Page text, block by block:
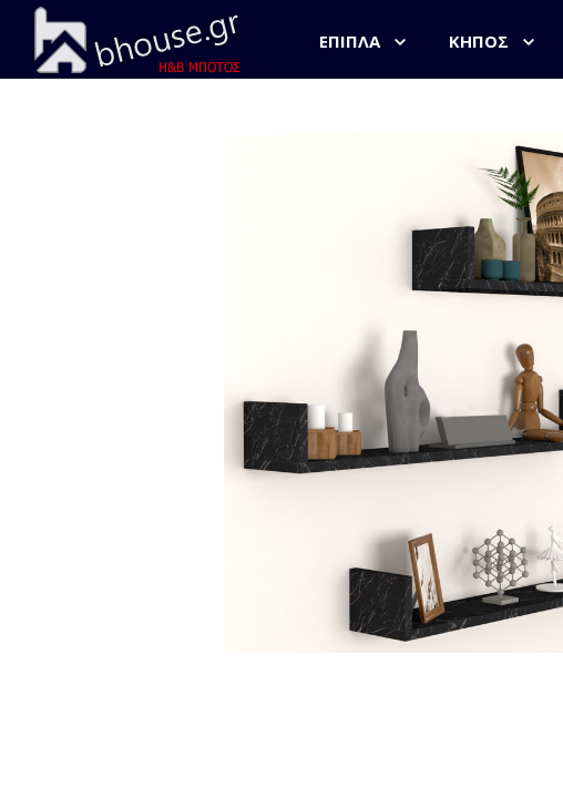
ΈΠΙΠΛΑ ΚΉΠΟΣ